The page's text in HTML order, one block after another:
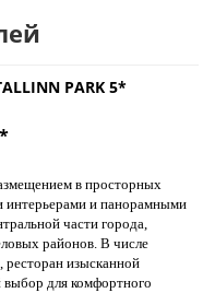
PARK 5*
в просторных
интерьерами и панорамными
части города,
районов. В числе
изысканной
для комфортного